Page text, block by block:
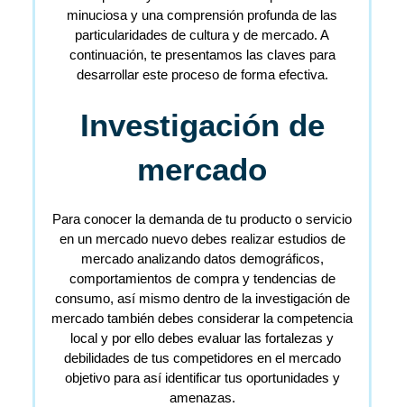
minuciosa y una comprensión profunda de las
particularidades de cultura y de mercado. A
continuación, te presentamos las claves para
desarrollar este proceso de forma efectiva.
Investigación de
mercado
Para conocer la demanda de tu producto o servicio
en un mercado nuevo debes realizar estudios de
mercado analizando datos demográficos,
comportamientos de compra y tendencias de
consumo, así mismo dentro de la investigación de
mercado también debes considerar la competencia
local y por ello debes evaluar las fortalezas y
debilidades de tus competidores en el mercado
objetivo para así identificar tus oportunidades y
amenazas.